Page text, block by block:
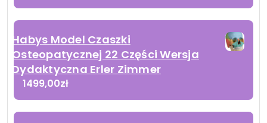
Habys Model Czaszki
Osteopatycznej 22 Części Wersja
Dydaktyczna Erler Zimmer
1499,00zł